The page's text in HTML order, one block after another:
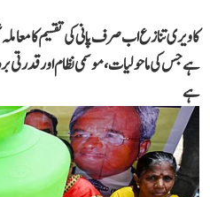
کاویری تنازع اب صرف پانی کی تقسیم کا معاملہ
ہے جس کی ماحولیات، موسمی نظام اور
ہے